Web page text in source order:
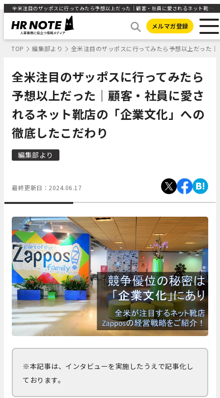
全米注目のザッポスに行ってみたら予想以上だった｜顧客・社員に愛されるネット靴店の「企業文化」への徹底したこだわり | 人事部から企業成長を応援するメディアHR NOTE
メルマガ登録
TOP 編集部より 全米注目のザッポスに行ってみたら予想以上だった
全米注目のザッポスに行ってみたら
予想以上だった｜顧客・社員に愛さ
れるネット靴店の「企業文化」への
徹底したこだわり
編集部より
最終更新日： 2024.06.17
※本記事は、インタビューを実施したうえで記事化し
ております。